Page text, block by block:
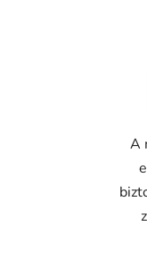
A